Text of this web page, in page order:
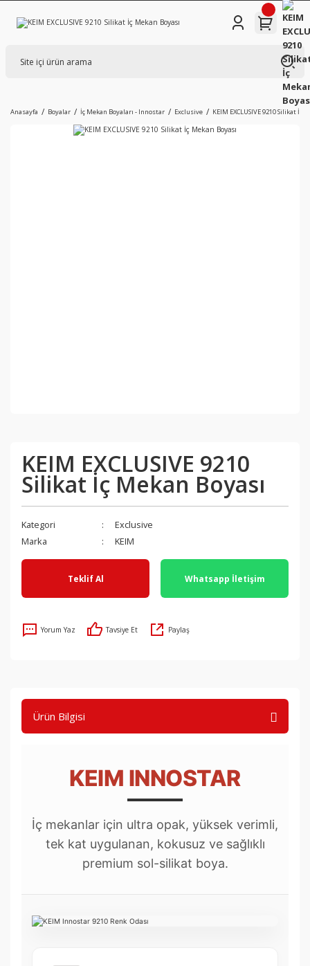
Anasayfa Boyalar İç Mekan Boyaları - Innostar Exclusive KEIM EXCLUSIVE 9210 Silikat İç
KEIM EXCLUSIVE 9210
Silikat İç Mekan Boyası
Kategori
Exclusive
Marka
KEIM
Teklif Al Whatsapp İletişim
Yorum Yaz Tavsiye Et Paylaş
Ürün Bilgisi
KEIM INNOSTAR
İç mekanlar için ultra opak, yüksek verimli,
tek kat uygulanan, kokusuz ve sağlıklı
premium sol-silikat boya.